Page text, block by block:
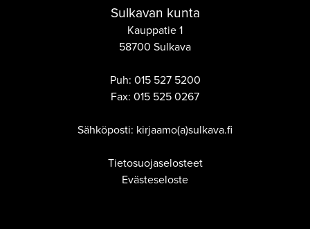
Sulkavan kunta
Kauppatie 1
58700 Sulkava
Puh: 015 527 5200
Fax: 015 525 0267
Sähköposti: kirjaamo(a)sulkava.fi
Tietosuojaselosteet
Evästeseloste